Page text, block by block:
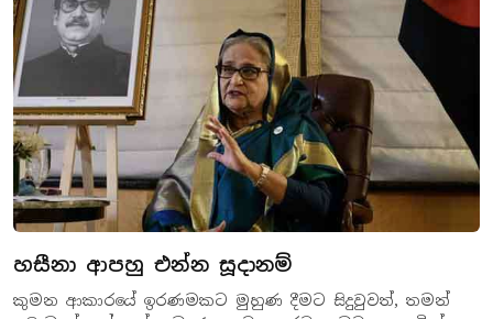
හසීනා ආපහු එන්න සූදානම්
කුමන ආකාරයේ ඉරණමකට මුහුණ දීමට සිදුවුවත්, තමන්